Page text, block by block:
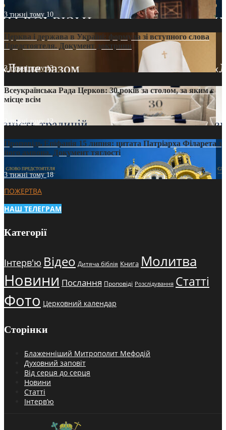
3 тижні тому 10
Церква і держава в Україні: формула зі вступного слова
Предстоятеля. Документ доктрини
3 тижні тому13
Всеукраїнська Рада Церков: 30 років за столом, за яким є
місце всім
3 тижні тому12
Проповідь Епіфанія 15 липня: цитата Патріарха Філарета з
його амвона. Документ тяглості
3 тижні тому18
ПОЖЕРТВА
НАШ ТЕЛЕГРАМ
Категорії
Інтерв'ю Відео Дитяча біблія Книга Молитва
Новини Послання Проповіді Розслідування Статті
Фото Церковний календар
Сторінки
Блаженніший Митрополит Мефодій
Духовний заповіт
Від серця до серця
Новини
Статті
Інтерв’ю